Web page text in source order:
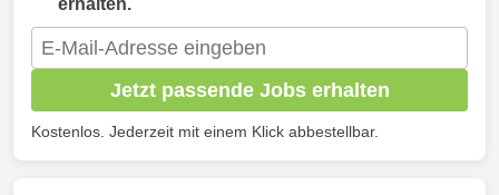
erhalten.
Jetzt passende Jobs erhalten
Kostenlos. Jederzeit mit einem Klick abbestellbar.